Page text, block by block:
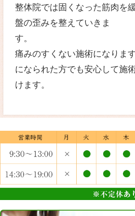
しまうと再び腰部
ります。
釧路でGoogle口
整体院ではぎっく
め、腰部に負担
ま
ぎっくり腰になる
ています。